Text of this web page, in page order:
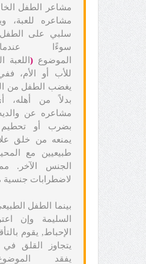
مشاعر الطفل
مشاعره للعبة،
سلبي على الطفل
سوءًا
الموضوع ( اللعبة
للأب أو الأم،
يغضب الطفل من
بدلاً من أهله،
مشاعره عن
بضرب أو تحطيم
يمنعه من خلق
طبيعيين مع
الجنس الآخر.
لاضطرابات جنسية
بينما الطفل
السليمة وإن
الإحباط, يقوم
يتجاوز القلق في
يفقد